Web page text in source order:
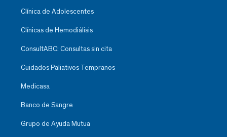
Clínica de Adolescentes
Clínicas de Hemodiálisis
ConsultABC: Consultas sin cita
Cuidados Paliativos Tempranos
Medicasa
Banco de Sangre
Grupo de Ayuda Mutua